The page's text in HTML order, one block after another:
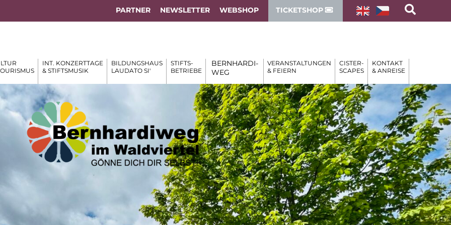
PARTNER NEWSLETTER WEBSHOP TICKETSHOP
INT. KONZERTTAGE
& STIFTSMUSIK
BILDUNGSHAUS
LAUDATO SI'
STIFTS-
BETRIEBE
BERNHARDI-
WEG
VERANSTALTUNGEN
& FEIERN
CISTER-
SCAPES
KONTAKT
& ANREISE